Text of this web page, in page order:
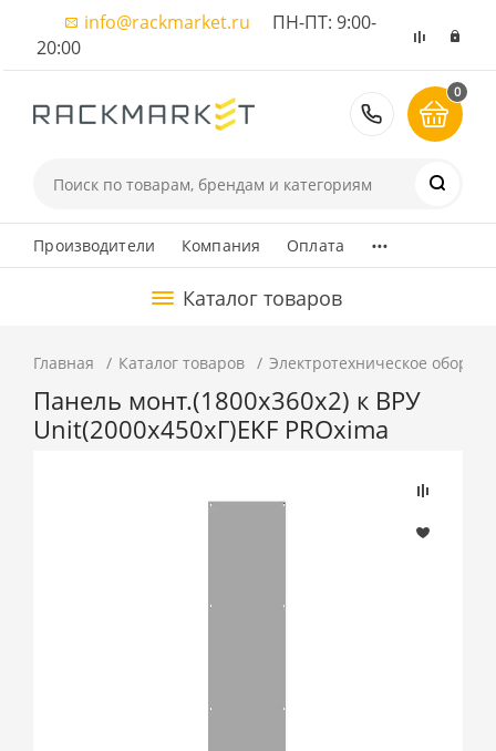
info@rackmarket.ru ПН-ПТ: 9:00-
20:00
8 (495)
0
Производители Компания Оплата ...
Каталог товаров
Главная Каталог товаров Электротехническое
Панель монт.(1800х360х2) к ВРУ
Unit(2000х450хГ)EKF PROxima